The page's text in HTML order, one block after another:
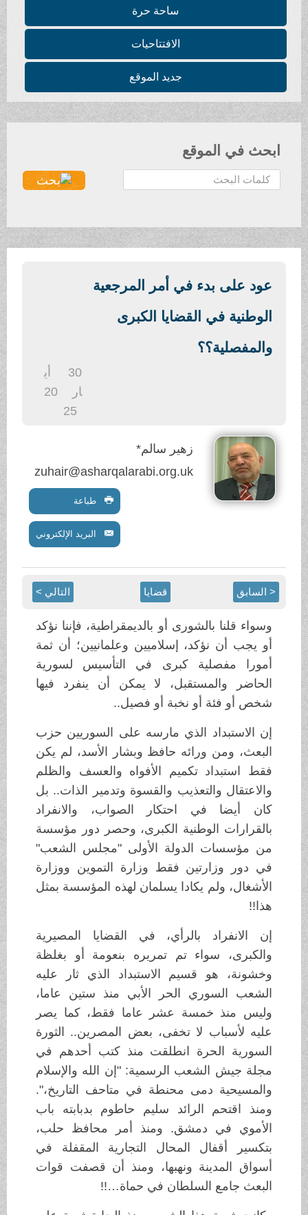
ساحة حرة
الافتتاحيات
جديد الموقع
ابحث في الموقع
ح
ث
عود على بدء في أمر المرجعية
الوطنية في القضايا الكبرى
والمفصلية؟؟
30
20
زهير سالم*
zuhair@asharqalarabi.org.uk
طباعة
البريد الإلكتروني
< السابق قضايا التالي >
وسواء قلنا بالشورى أو بالديمقراطية، فإننا نؤكد
أو يجب أن نؤكد، إسلاميين وعلمانيين؛ أن ثمة
أمورا مفصلية كبرى في التأسيس لسورية
الحاضر والمستقبل، لا يمكن أن ينفرد فيها
شخص أو فئة أو نخبة أو فصيل..
إن الاستبداد الذي مارسه على السوريين حزب
البعث، ومن ورائه حافظ وبشار الأسد، لم يكن
فقط استبداد تكميم الأفواه والعسف والظلم
والاعتقال والتعذيب والقسوة وتدمير الذات.. بل
كان أيضا في احتكار الصواب، والانفراد
بالقرارات الوطنية الكبرى، وحصر دور مؤسسة
من مؤسسات الدولة الأولى "مجلس الشعب"
في دور وزارتين فقط وزارة التموين ووزارة
الأشغال، ولم يكادا يسلمان لهذه المؤسسة بمثل
هذا!!
إن الانفراد بالرأي، في القضايا المصيرية
والكبرى، سواء تم تمريره بنعومة أو بغلظة
وخشونة، هو قسيم الاستبداد الذي ثار عليه
الشعب السوري الحر الأبي منذ ستين عاما،
وليس منذ خمسة عشر عاما فقط، كما يصر
عليه لأسباب لا تخفى، بعض المصرين.. الثورة
السورية الحرة انطلقت منذ كتب أحدهم في
مجلة جيش الشعب الرسمية: "إن الله والإسلام
والمسيحية دمى محنطة في متاحف التاريخ،".
ومنذ اقتحم الرائد سليم حاطوم بدبابته باب
الأموي في دمشق. ومنذ أمر محافظ حلب،
بتكسير أقفال المحال التجارية المقفلة في
أسواق المدينة ونهبها، ومنذ أن قصفت قوات
البعث جامع السلطان في حماة…!!